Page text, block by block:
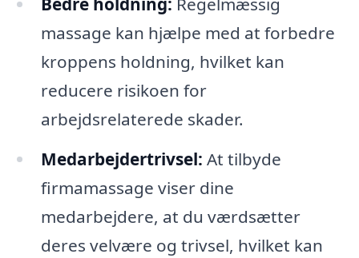
massage kan hjælpe med at forbedre
kroppens holdning, hvilket kan
reducere risikoen for
arbejdsrelaterede skader.
Medarbejdertrivsel: At tilbyde
firmamassage viser dine
medarbejdere, at du værdsætter
deres velvære og trivsel, hvilket kan